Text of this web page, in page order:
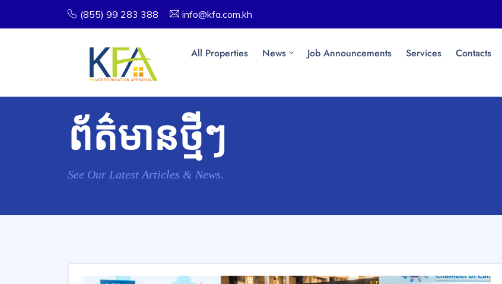
(855) 99 283 388 info@kfa.com.kh
All Properties News Job Announcements Services Contacts
ព័ត៌មានថ្មីៗ
See Our Latest Articles & News.